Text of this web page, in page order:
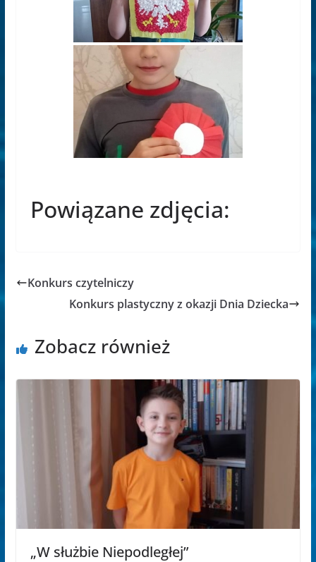
Powiązane zdjęcia:
Konkurs czytelniczy
Konkurs plastyczny z okazji Dnia Dziecka
Zobacz również
„W służbie Niepodległej”